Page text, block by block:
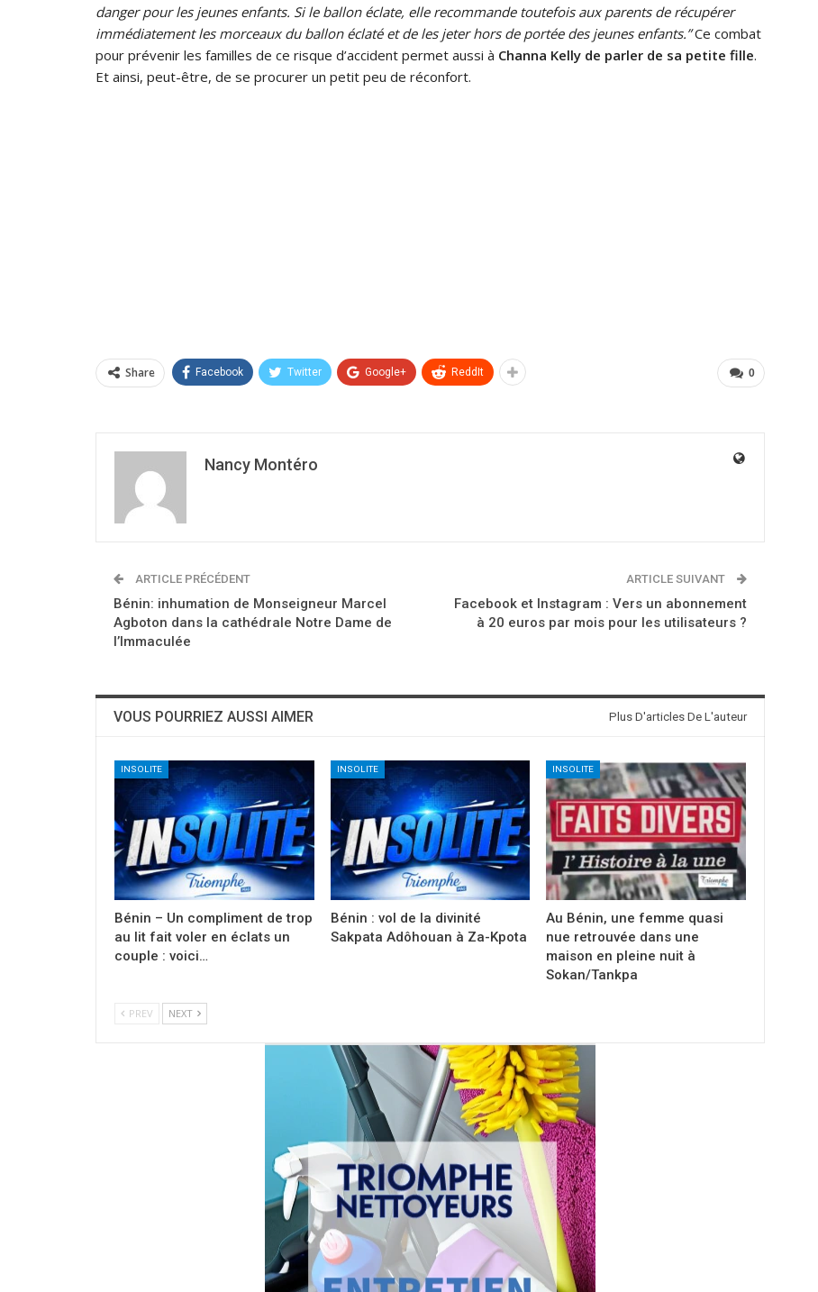
danger pour les jeunes enfants. Si le ballon éclate, elle recommande toutefois aux parents de récupérer
immédiatement les morceaux du ballon éclaté et de les jeter hors de portée des jeunes enfants.”Ce combat
pour prévenir les familles de ce risque d’accident permet aussi à Channa Kelly de parler de sa petite fille.
Et ainsi, peut-être, de se procurer un petit peu de réconfort.
0
Share Facebook Twitter Google+ ReddIt
Nancy Montéro
ARTICLE PRÉCÉDENT
Bénin: inhumation de Monseigneur Marcel
Agboton dans la cathédrale Notre Dame de
l’Immaculée
ARTICLE SUIVANT
Facebook et Instagram : Vers un abonnement
à 20 euros par mois pour les utilisateurs ?
VOUS POURRIEZ AUSSI AIMER Plus D'articles De L'auteur
INSOLITE
Bénin – Un compliment de trop
au lit fait voler en éclats un
couple : voici…
INSOLITE
Bénin : vol de la divinité
Sakpata Adôhouan à Za-Kpota
INSOLITE
Au Bénin, une femme quasi
nue retrouvée dans une
maison en pleine nuit à
Sokan/Tankpa
PREV NEXT